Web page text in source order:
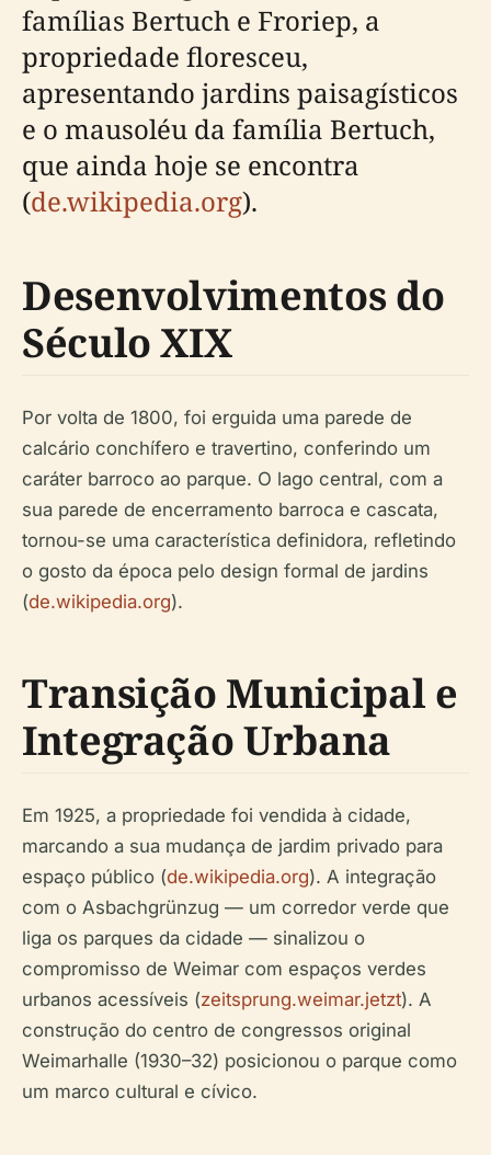
famílias Bertuch e Froriep, a
propriedade floresceu,
apresentando jardins paisagísticos
e o mausoléu da família Bertuch,
que ainda hoje se encontra
(de.wikipedia.org).
Desenvolvimentos do
Século XIX
Por volta de 1800, foi erguida uma parede de
calcário conchífero e travertino, conferindo um
caráter barroco ao parque. O lago central, com a
sua parede de encerramento barroca e cascata,
tornou-se uma característica definidora, refletindo
o gosto da época pelo design formal de jardins
(de.wikipedia.org).
Transição Municipal e
Integração Urbana
Em 1925, a propriedade foi vendida à cidade,
marcando a sua mudança de jardim privado para
espaço público (de.wikipedia.org). A integração
com o Asbachgrünzug — um corredor verde que
liga os parques da cidade — sinalizou o
compromisso de Weimar com espaços verdes
urbanos acessíveis (zeitsprung.weimar.jetzt). A
construção do centro de congressos original
Weimarhalle (1930–32) posicionou o parque como
um marco cultural e cívico.